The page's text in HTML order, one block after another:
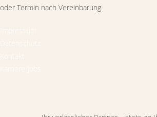
oder Termin nach Vereinbarung.